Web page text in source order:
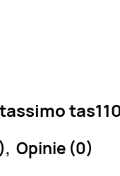
Opinie (0)